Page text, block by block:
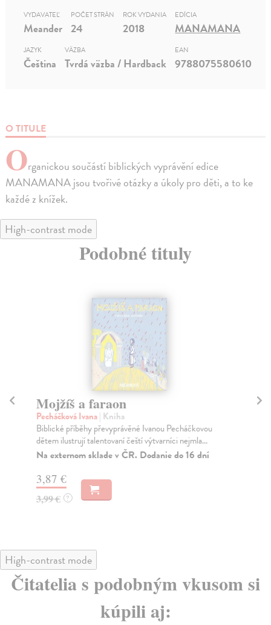
O TITULE
Organickou součástí biblických vyprávění edice
MANAMANA jsou tvořivé otázky a úkoly pro děti, a to ke
každé z knížek.
VYDAVATEĽ
Meander
POČET STRÁN
24
ROK VYDANIA
2018
EDÍCIA
MANAMANA
JAZYK
Čeština
VÄZBA
Tvrdá väzba / Hardback
EAN
9788075580610
High-contrast mode
Podobné tituly
Mojžíš a faraon
Pecháčková Ivana| Kniha
Biblické příběhy převyprávěné Ivanou Pecháčkovou
dětem ilustrují talentovaní čeští výtvarníci nejmla...
Na externom sklade v ČR. Dodanie do 16 dní
3,87 €
3,99 € ?
High-contrast mode
Čitatelia s podobným vkusom si
kúpili aj: